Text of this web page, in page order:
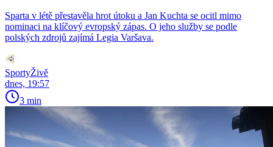
Sparta v létě přestavěla hrot útoku a Jan Kuchta se ocitl mimo
nominaci na klíčový evropský zápas. O jeho služby se podle
polských zdrojů zajímá Legia Varšava.
SportyŽivě
dnes, 19:57
3 min